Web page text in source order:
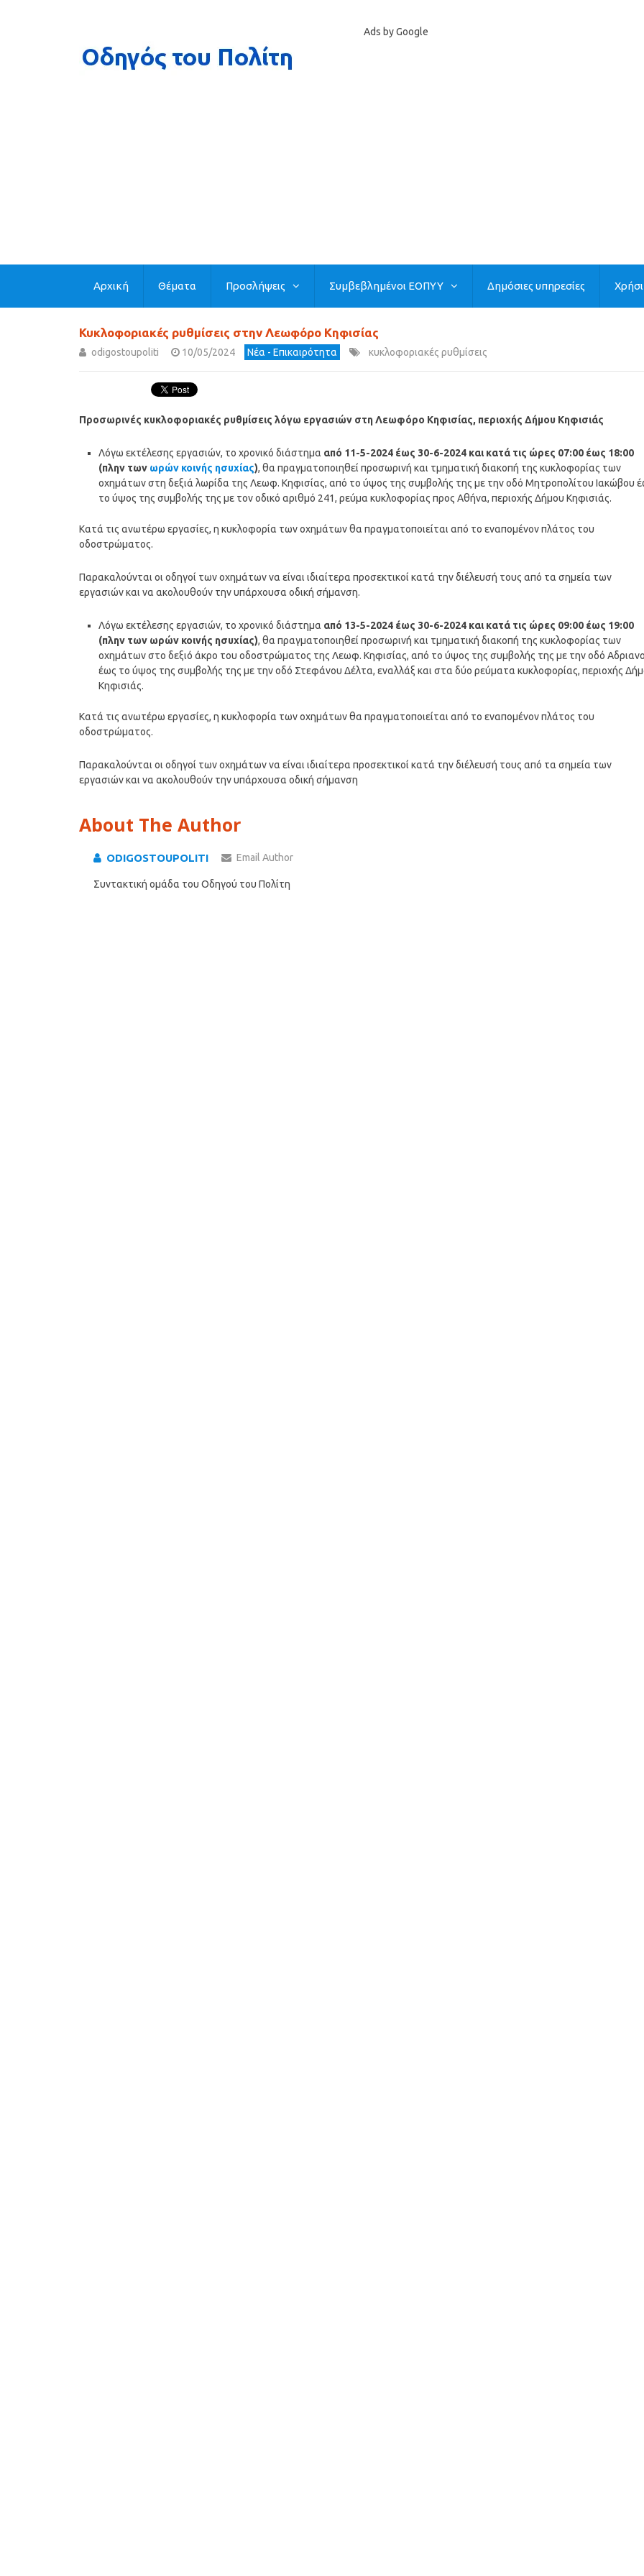
Ads by Google
Αρχική Θέματα Προσλήψεις Συμβεβλημένοι ΕΟΠΥΥ Δημόσιες υπηρεσίες
Κυκλοφοριακές ρυθμίσεις στην Λεωφόρο Κηφισίας
odigostoupoliti 10/05/2024 Νέα - Επικαιρότητα κυκλοφοριακές ρυθμίσεις
Προσωρινές κυκλοφοριακές ρυθμίσεις λόγω εργασιών στη Λεωφόρο Κηφισίας, περιοχής Δήμου Κηφισιάς
Λόγω εκτέλεσης εργασιών, το χρονικό διάστημα από 11-5-2024 έως 30-6-2024 και κατά τις ώρες 07:00 έως 18:00
(πλην των ωρών κοινής ησυχίας), θα πραγματοποιηθεί προσωρινή και τμηματική διακοπή της κυκλοφορίας των
οχημάτων στη δεξιά λωρίδα της Λεωφ. Κηφισίας, από το ύψος της συμβολής της με την οδό Μητροπολίτου Ιακώβου
το ύψος της συμβολής της με τον οδικό αριθμό 241, ρεύμα κυκλοφορίας προς Αθήνα, περιοχής Δήμου Κηφισιάς.
Κατά τις ανωτέρω εργασίες, η κυκλοφορία των οχημάτων θα πραγματοποιείται από το εναπομένον πλάτος του
οδοστρώματος.
Παρακαλούνται οι οδηγοί των οχημάτων να είναι ιδιαίτερα προσεκτικοί κατά την διέλευσή τους από τα σημεία των
εργασιών και να ακολουθούν την υπάρχουσα οδική σήμανση.
Λόγω εκτέλεσης εργασιών, το χρονικό διάστημα από 13-5-2024 έως 30-6-2024 και κατά τις ώρες 09:00 έως 19:00
(πλην των ωρών κοινής ησυχίας), θα πραγματοποιηθεί προσωρινή και τμηματική διακοπή της κυκλοφορίας των
οχημάτων στο δεξιό άκρο του οδοστρώματος της Λεωφ. Κηφισίας, από το ύψος της συμβολής της με την οδό
έως το ύψος της συμβολής της με την οδό Στεφάνου Δέλτα, εναλλάξ και στα δύο ρεύματα κυκλοφορίας, περιοχής
Κηφισιάς.
Κατά τις ανωτέρω εργασίες, η κυκλοφορία των οχημάτων θα πραγματοποιείται από το εναπομένον πλάτος του
οδοστρώματος.
Παρακαλούνται οι οδηγοί των οχημάτων να είναι ιδιαίτερα προσεκτικοί κατά την διέλευσή τους από τα σημεία των
εργασιών και να ακολουθούν την υπάρχουσα οδική σήμανση
About The Author
ODIGOSTOUPOLITI Email Author
Συντακτική ομάδα του Οδηγού του Πολίτη